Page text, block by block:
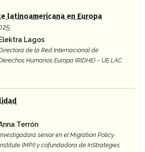
latinoamericana en Europa
Elektra Lagos
de la Red Internacional de
Humanos Europa (RIDHE) – UE LAC
Terrón
senior en el Migration Policy
(MPI) y cofundadora de InStrategies